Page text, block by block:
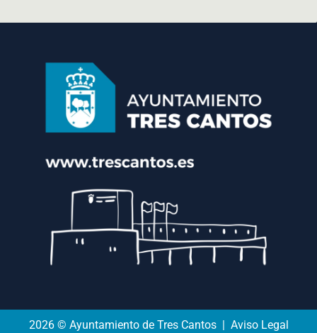
2026 © Ayuntamiento de Tres Cantos | Aviso Legal